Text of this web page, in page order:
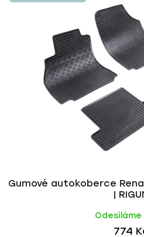
Gumové autokoberce
|
Odesíláme
774